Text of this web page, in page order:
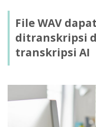
File WAV
ditranskripsi
transkripsi AI